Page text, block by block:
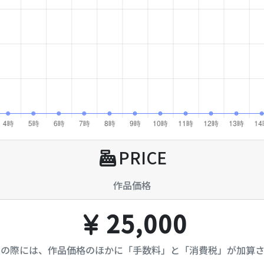
PRICE
作品価格
25,000
際には、作品価格のほかに「手数料」と「消費税」が加算